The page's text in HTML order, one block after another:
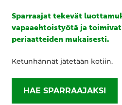
Sparraajat tekevät
vapaaehtoistyötä ja
periaatteiden mukaisesti.
Ketunhännät jätetään kotiin.
HAE SPARRAAJAKSI